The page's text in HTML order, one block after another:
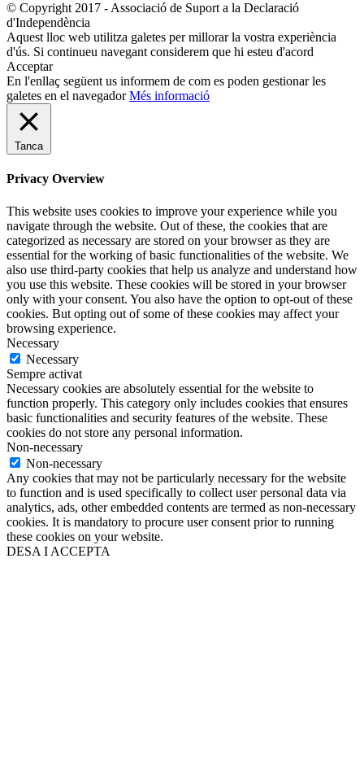
© Copyright 2017 - Associació de Suport a la Declaració
d'Independència
Aquest lloc web utilitza galetes per millorar la vostra experiència
d'ús. Si continueu navegant considerem que hi esteu d'acord
Acceptar
En l'enllaç següent us informem de com es poden gestionar les
galetes en el navegadorMés informació
Tanca
Privacy Overview
This website uses cookies to improve your experience while you
navigate through the website. Out of these, the cookies that are
categorized as necessary are stored on your browser as they are
essential for the working of basic functionalities of the website. We
also use third-party cookies that help us analyze and understand how
you use this website. These cookies will be stored in your browser
only with your consent. You also have the option to opt-out of these
cookies. But opting out of some of these cookies may affect your
browsing experience.
Necessary
Necessary
Sempre activat
Necessary cookies are absolutely essential for the website to
function properly. This category only includes cookies that ensures
basic functionalities and security features of the website. These
cookies do not store any personal information.
Non-necessary
Non-necessary
Any cookies that may not be particularly necessary for the website
to function and is used specifically to collect user personal data via
analytics, ads, other embedded contents are termed as non-necessary
cookies. It is mandatory to procure user consent prior to running
these cookies on your website.
DESA I ACCEPTA